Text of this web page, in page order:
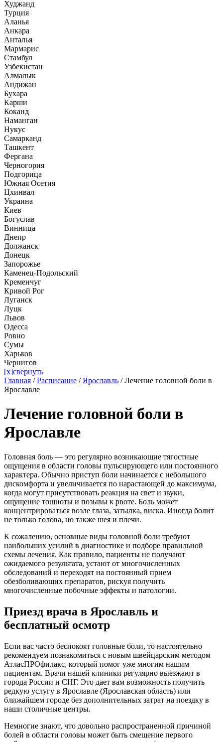
Худжанд
Турция
Аланья
Анкара
Анталья
Мармарис
Стамбул
Узбекистан
Алмалык
Андижан
Бухара
Карши
Коканд
Наманган
Нукус
Самарканд
Ташкент
Фергана
Черногория
Подгорица
Южная Осетия
Цхинвал
Украина
Киев
Богуслав
Винница
Днепр
Должанск
Донецк
Запорожье
Каменец-Подольский
Кременчуг
Кривой Рог
Луганск
Луцк
Львов
Одесса
Ровно
Сумы
Харьков
Чернигов
[x]свернуть
Главная /Расписание / Ярославль /Лечение головной боли в
Ярославле
Лечение головной боли в
Ярославле
Головная боль — это регулярно возникающие тягостные
ощущения в области головы пульсирующего или постоянного
характера. Обычно приступ боли начинается с небольшого
дискомфорта и увеличивается по нарастающей до максимума,
когда могут присутствовать реакция на свет и звуки,
ощущение тошноты и позывы к рвоте. Боль может
концентрироваться возле глаза, затылка, виска. Иногда болит
не только голова, но также шея и плечи.
К сожалению, основные виды головной боли требуют
наибольших усилий в диагностике и подборе правильной
схемы лечения. Как правило, пациенты не получают
ожидаемого результата, устают от многочисленных
обследований и переходят на постоянный прием
обезболивающих препаратов, рискуя получить
многочисленные побочные эффекты и патологии.
Приезд врача в Ярославль и
бесплатный осмотр
Если вас часто беспокоят головные боли, то настоятельно
рекомендуем познакомиться с новым швейцарским методом
АтласПРОфилакс, который помог уже многим нашим
пациентам. Врачи нашей клиники регулярно выезжают в
города России и СНГ. Это дает вам возможность получить
редкую услугу в Ярославле (Ярославская область) или
ближайшем городе без дополнительных затрат на поездку в
наши столичные центры.
Немногие знают, что довольно распространенной причиной
болей в области головы может быть смещение первого